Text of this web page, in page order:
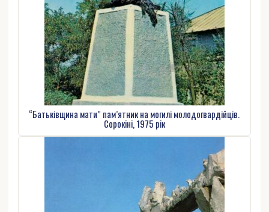
“Батьківщина мати” пам’ятник на могилі молодогвардійців.
Сорокіні, 1975 рік